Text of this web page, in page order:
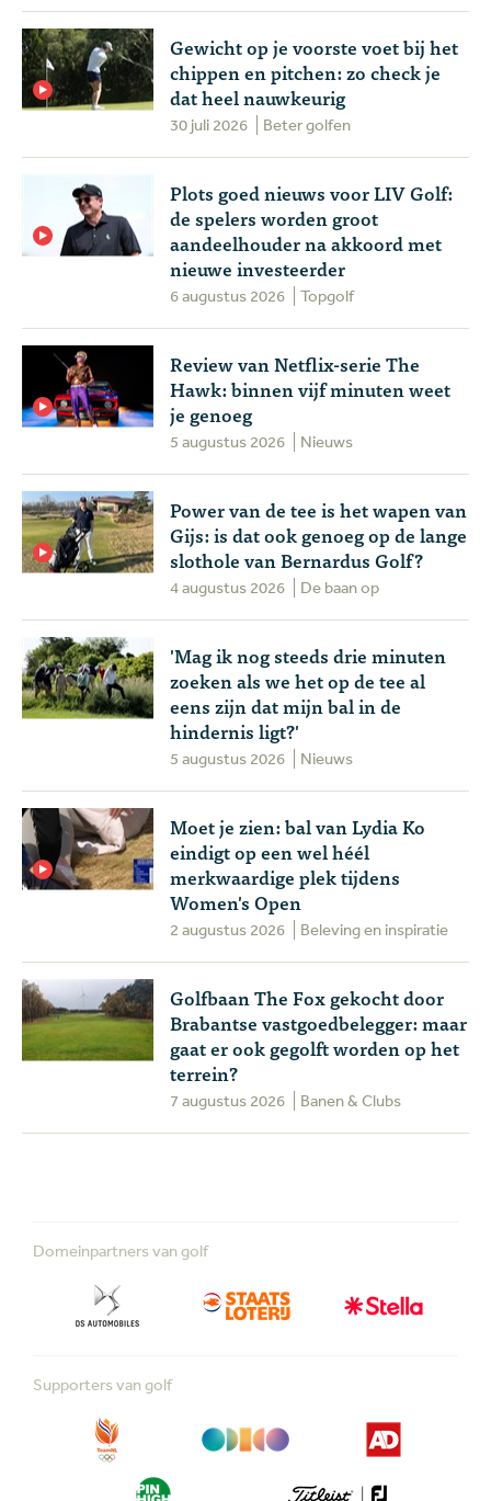
Gewicht op je voorste voet bij het
chippen en pitchen: zo check je
dat heel nauwkeurig
30 juli 2026 Beter golfen
Plots goed nieuws voor LIV Golf:
de spelers worden groot
aandeelhouder na akkoord met
nieuwe investeerder
6 augustus 2026 Topgolf
Review van Netflix-serie The
Hawk: binnen vijf minuten weet
je genoeg
5 augustus 2026 Nieuws
Power van de tee is het wapen van
Gijs: is dat ook genoeg op de lange
slothole van Bernardus Golf?
4 augustus 2026 De baan op
'Mag ik nog steeds drie minuten
zoeken als we het op de tee al
eens zijn dat mijn bal in de
hindernis ligt?'
5 augustus 2026 Nieuws
Moet je zien: bal van Lydia Ko
eindigt op een wel héél
merkwaardige plek tijdens
Women's Open
2 augustus 2026 Beleving en inspiratie
Golfbaan The Fox gekocht door
Brabantse vastgoedbelegger: maar
gaat er ook gegolft worden op het
terrein?
7 augustus 2026 Banen & Clubs
Domeinpartners van golf
Supporters van golf